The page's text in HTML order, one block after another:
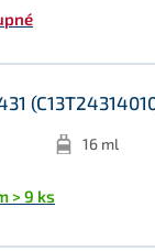
16 ml
> 9 ks